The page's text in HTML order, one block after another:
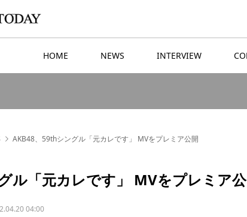
HOME NEWS INTERVIEW
AKB48、59thシングル「元カレです」 MVをプレミア公開
ル「元カレです」 MVをプレミア
04:00